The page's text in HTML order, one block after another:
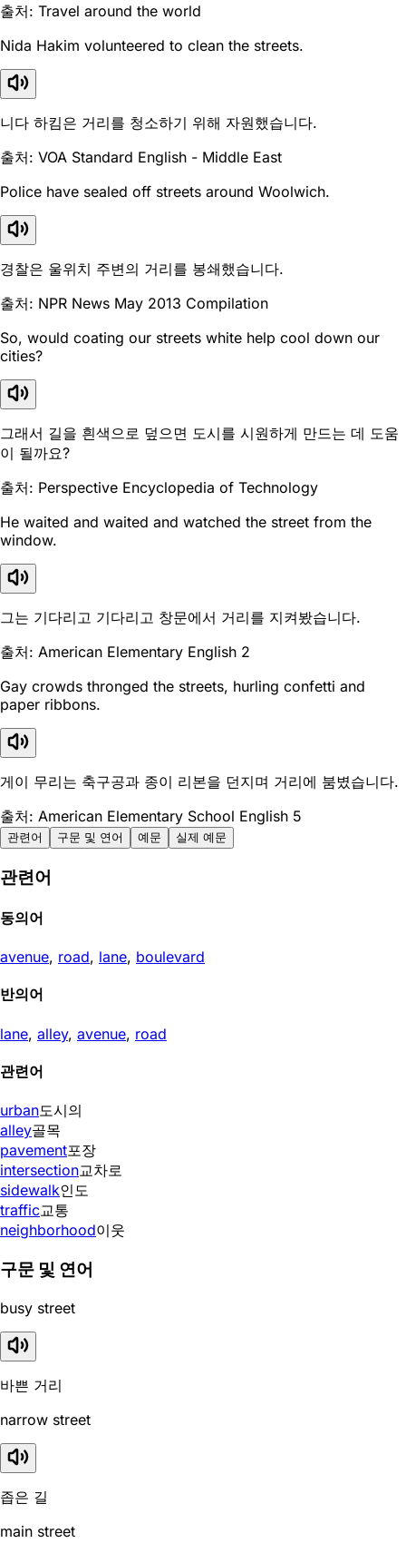
출처: Travel around the world
Nida Hakim volunteered to clean the streets.
니다 하킴은 거리를 청소하기 위해 자원했습니다.
출처: VOA Standard English - Middle East
Police have sealed off streets around Woolwich.
경찰은 울위치 주변의 거리를 봉쇄했습니다.
출처: NPR News May 2013 Compilation
So, would coating our streets white help cool down our
cities?
그래서 길을 흰색으로 덮으면 도시를 시원하게 만드는 데 도움
이 될까요?
출처: Perspective Encyclopedia of Technology
He waited and waited and watched the street from the
window.
그는 기다리고 기다리고 창문에서 거리를 지켜봤습니다.
출처: American Elementary English 2
Gay crowds thronged the streets, hurling confetti and
paper ribbons.
게이 무리는 축구공과 종이 리본을 던지며 거리에 붐볐습니다.
출처: American Elementary School English 5
관련어 구문 및 연어 예문 실제 예문
관련어
동의어
avenue, road, lane, boulevard
반의어
lane, alley, avenue, road
관련어
urban도시의
alley골목
pavement포장
intersection교차로
sidewalk인도
traffic교통
neighborhood이웃
구문 및 연어
busy street
바쁜 거리
narrow street
좁은 길
main street